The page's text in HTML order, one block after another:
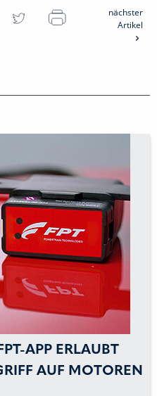
nächster
Artikel
APP ERLAUBT
AUF MOTOREN